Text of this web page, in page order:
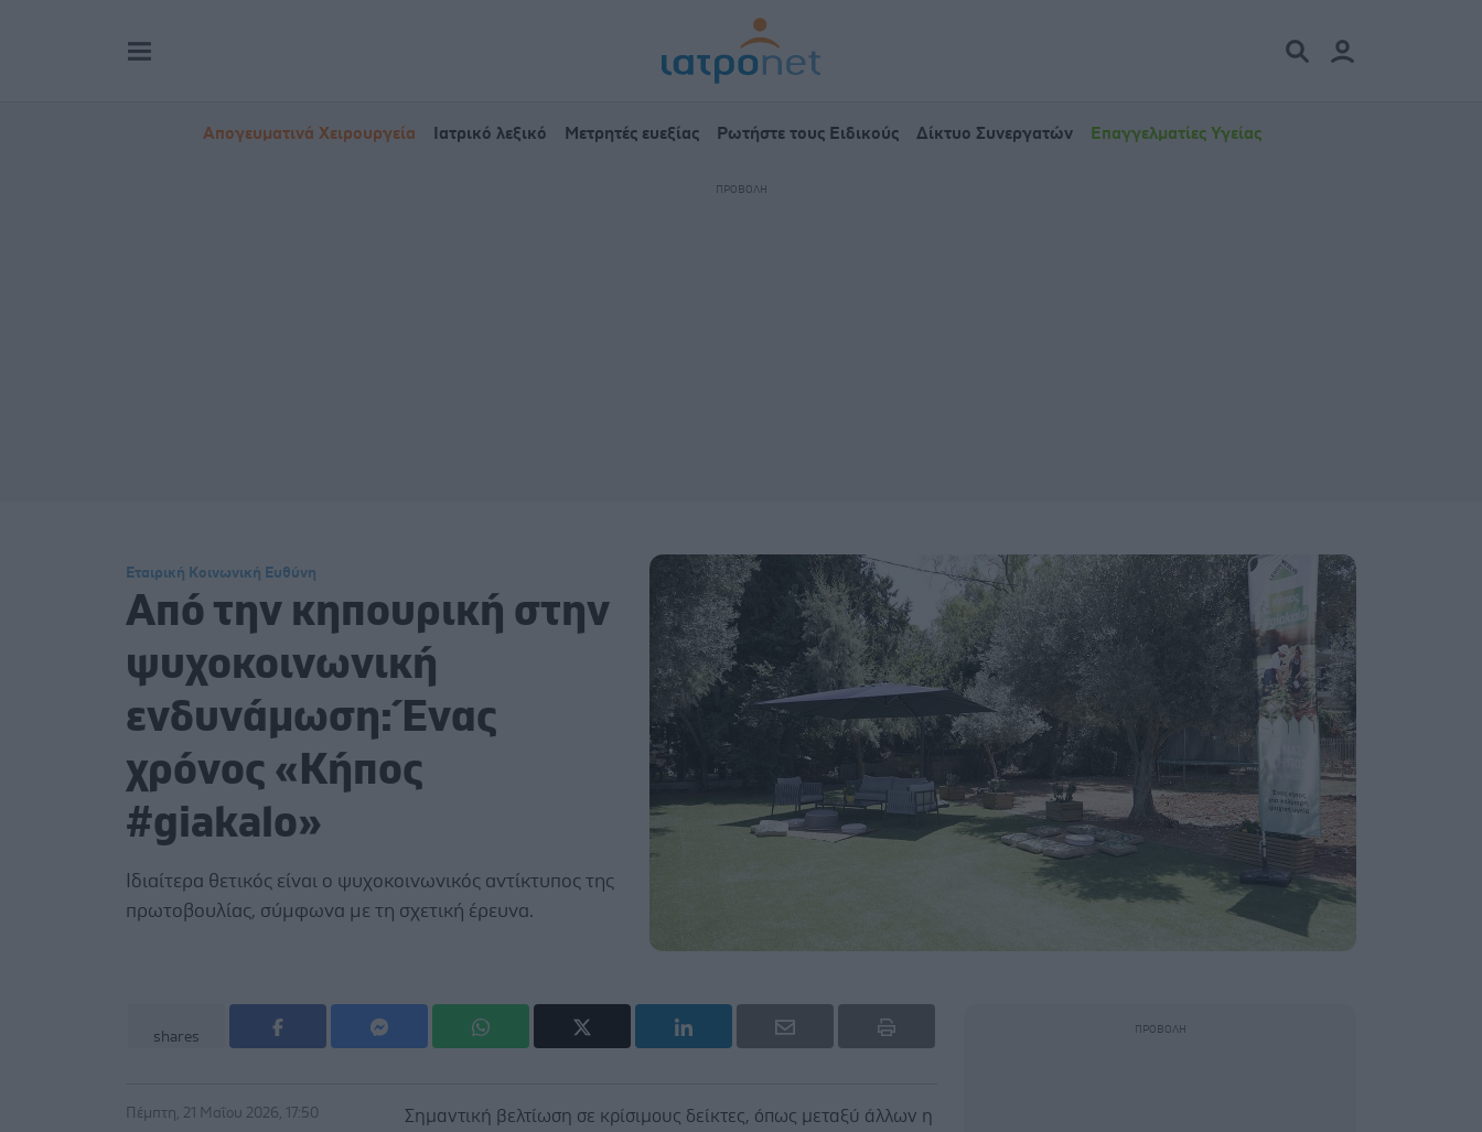
Απογευματινά Χειρουργεία Ιατρικό λεξικό Μετρητές ευεξίας Ρωτήστε τους Ειδικούς Δίκτυο Συνεργατών Επαγγελματίες Υγείας
Εταιρική Κοινωνική Ευθύνη
Από την κηπουρική στην
ψυχοκοινωνική
ενδυνάμωση: Ένας
χρόνος «Κήπος
#giakalo»
Ιδιαίτερα θετικός είναι ο ψυχοκοινωνικός αντίκτυπος της
πρωτοβουλίας, σύμφωνα με τη σχετική έρευνα.
shares
Πέμπτη, 21 Μαΐου 2026, 17:50
Σημαντική βελτίωση σε κρίσιμους δείκτες, όπως μεταξύ άλλων η